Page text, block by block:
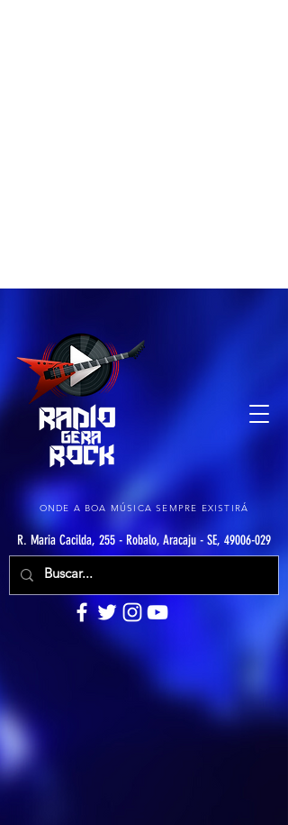
ONDE A BOA MÚSICA SEMPRE EXISTIRÁ
R. Maria Cacilda, 255 - Robalo, Aracaju - SE, 49006-029